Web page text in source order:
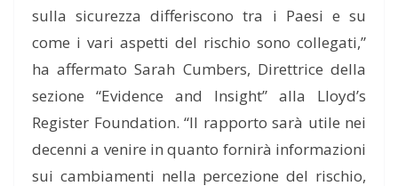
sulla sicurezza differiscono tra i Paesi e su
come i vari aspetti del rischio sono collegati,”
ha affermato Sarah Cumbers, Direttrice della
sezione “Evidence and Insight” alla Lloyd’s
Register Foundation. “Il rapporto sarà utile nei
decenni a venire in quanto fornirà informazioni
sui cambiamenti nella percezionedel rischio,